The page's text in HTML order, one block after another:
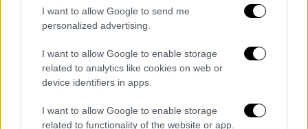
I want to allow Google to send me
personalized advertising.
I want to allow Google to enable storage
related to analytics like cookies on web or
device identifiers in apps.
I want to allow Google to enable storage
related to functionality of the website or app.
ethnos.gr για το παιδικό θέατρο, αλλά και
τις δυσκολίες που αντιμετωπίζει ένας νέος